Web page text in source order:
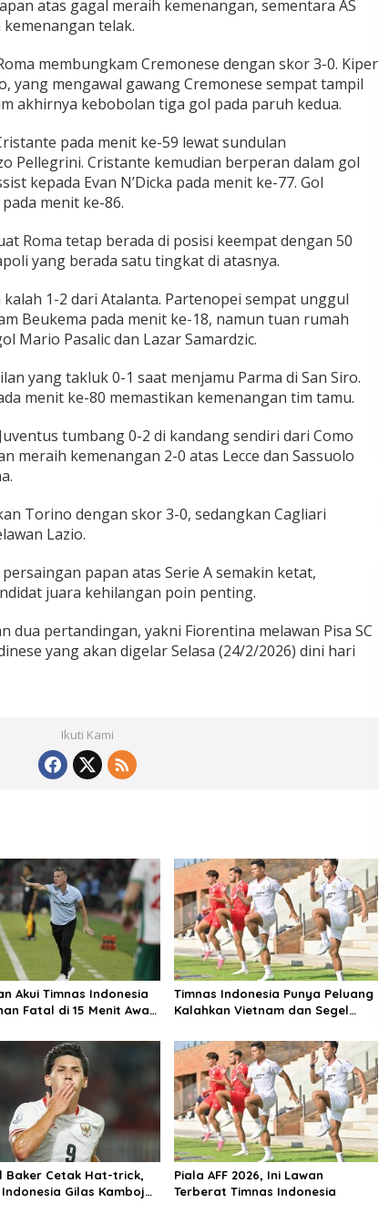
atas gagal meraih kemenangan, sementara AS
telak.
membungkam Cremonese dengan skor 3-0. Kiper
yang mengawal gawang Cremonese sempat tampil
akhirnya kebobolan tiga gol pada paruh kedua.
pada menit ke-59 lewat sundulan
Pellegrini. Cristante kemudian berperan dalam gol
kepada Evan N’Dicka pada menit ke-77. Gol
menit ke-86.
Roma tetap berada di posisi keempat dengan 50
yang berada satu tingkat di atasnya.
1-2 dari Atalanta. Partenopei sempat unggul
Beukema pada menit ke-18, namun tuan rumah
Mario Pasalic dan Lazar Samardzic.
yang takluk 0-1 saat menjamu Parma di San Siro.
menit ke-80 memastikan kemenangan tim tamu.
tumbang 0-2 di kandang sendiri dari Como
meraih kemenangan 2-0 atas Lecce dan Sassuolo
Torino dengan skor 3-0, sedangkan Cagliari
Lazio.
papan atas Serie A semakin ketat,
juara kehilangan poin penting.
dua pertandingan, yakni Fiorentina melawan Pisa SC
yang akan digelar Selasa (24/2/2026) dini hari
Ikuti Kami
Akui Timnas Indonesia
Fatal di 15 Menit Awal,
Timnas Indonesia Punya Peluang
Kalahkan Vietnam dan Segel
Baker Cetak Hat-trick,
Gilas Kamboja
Piala AFF 2026, Ini Lawan
Terberat Timnas Indonesia